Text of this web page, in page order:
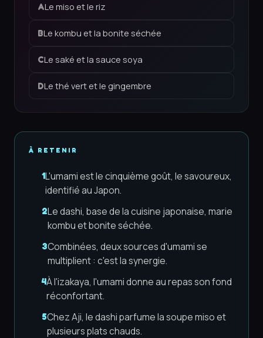
ALe miso et le riz
BLe kombu et la bonite séchée
CLe saké et la sauce soya
DLe thé vert et le gingembre
À RETENIR
1L'umami est le cinquième goût, le savoureux,
identifié au Japon.
2Le dashi, base de la cuisine japonaise, marie
kombu et bonite séchée.
3Combinées, deux sources d'umami se
multiplient : c'est la synergie.
4À l'izakaya, l'umami donne au repas son fond
réconfortant.
5Chez Aji, le dashi parfume la soupe miso et
plusieurs plats chauds.